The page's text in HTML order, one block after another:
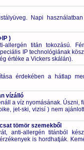
Napi
)
titán tokozású.
IP technológiának
értéke a Vickers skálán).
érdekében a hátlap
vízálló
a víz nyomásának. Úszni,
jet-ski, vizisí ) nem
tömör szemekből
anti-allergén titánból
is hordhatják.